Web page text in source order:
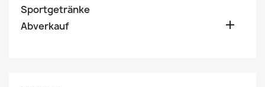
Sportgetränke
Abverkauf
